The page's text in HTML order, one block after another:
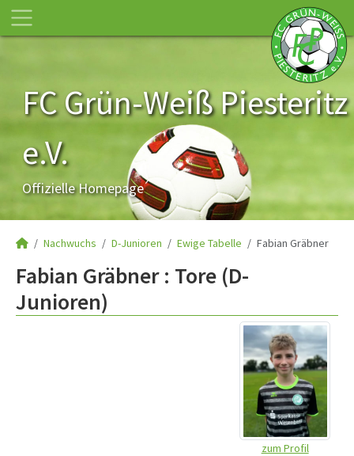
FC Grün-Weiß Piesteritz
e.V.
Offizielle Homepage
Nachwuchs D-Junioren Ewige Tabelle Fabian Gräbner
Fabian Gräbner : Tore (D-
Junioren)
zum Profil